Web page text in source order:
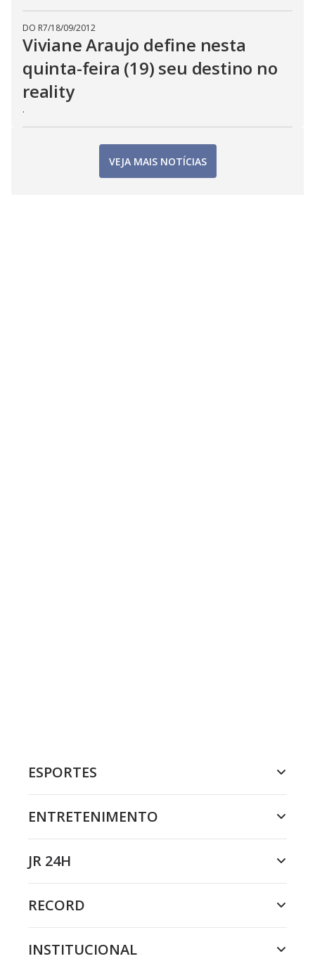
DO R7/18/09/2012
Viviane Araujo define nesta
quinta-feira (19) seu destino no
reality
.
VEJA MAIS NOTÍCIAS
ESPORTES
ENTRETENIMENTO
JR 24H
RECORD
INSTITUCIONAL